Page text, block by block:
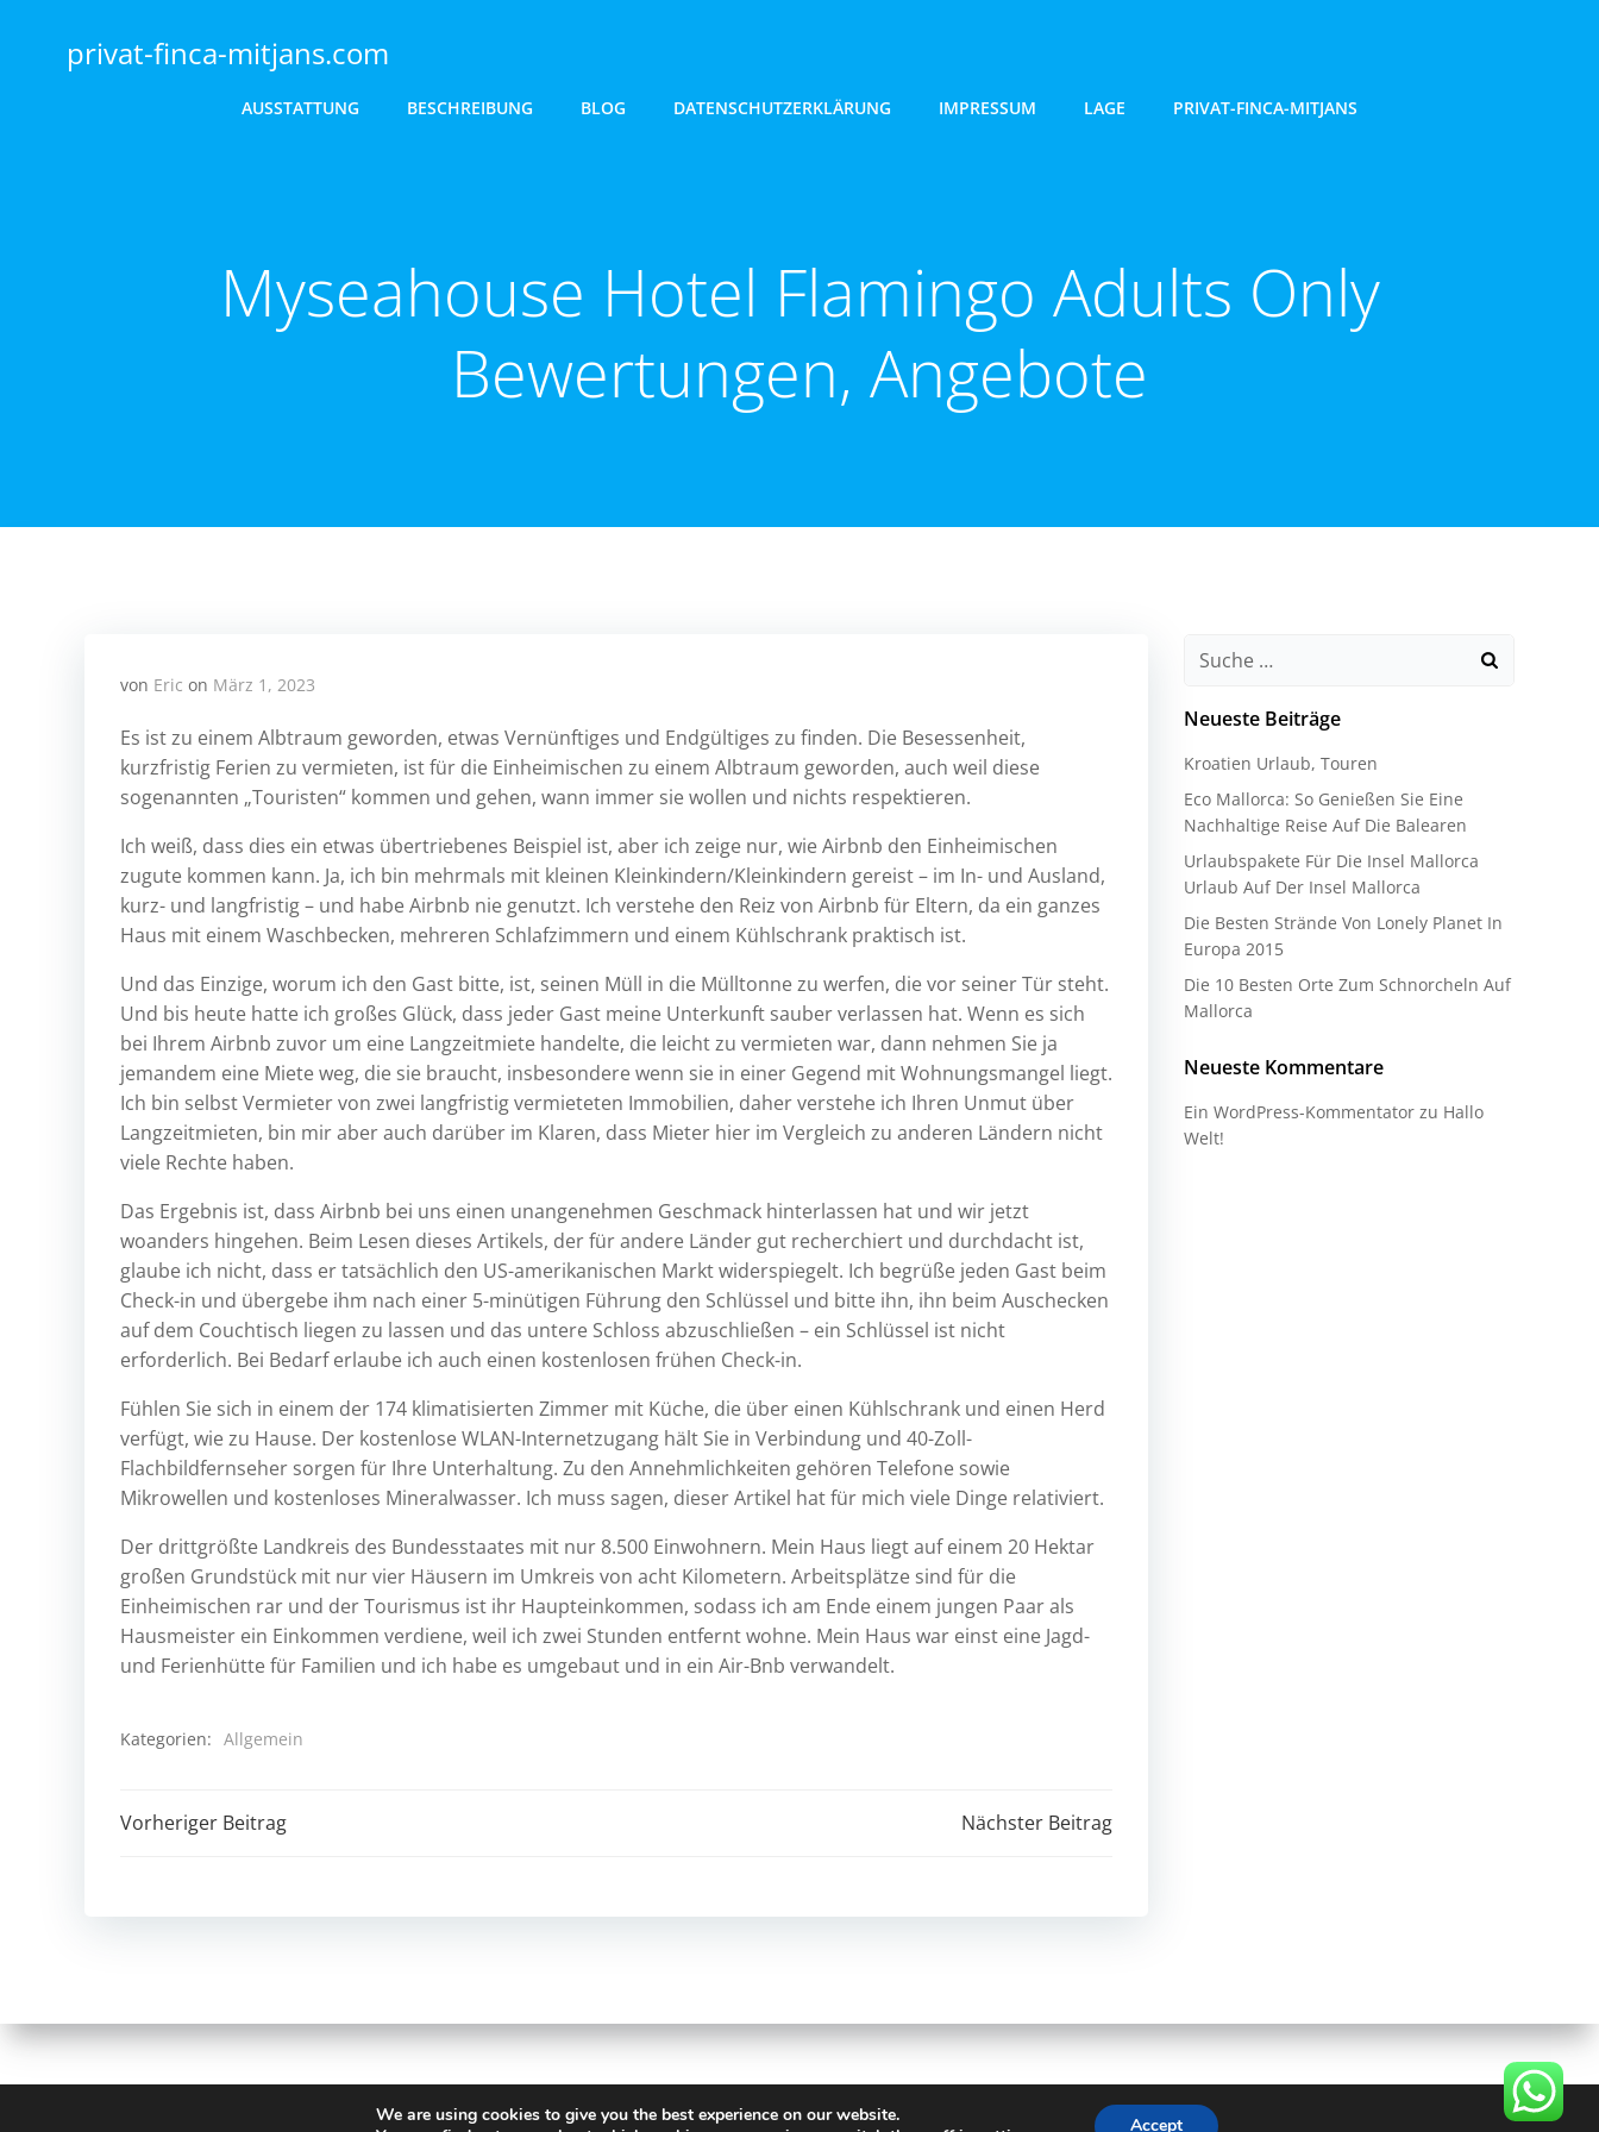
springenprivat-finca-mitjans.com
AUSSTATTUNG BESCHREIBUNG BLOG DATENSCHUTZERKLÄRUNG IMPRESSUM LAGE PRIVAT-FINCA-MITJANS
Myseahouse Hotel Flamingo Adults Only
Bewertungen, Angebote
von Eric on März 1, 2023
Es ist zu einem Albtraum geworden, etwas Vernünftiges und Endgültiges zu finden. Die Besessenheit,
kurzfristig Ferien zu vermieten, ist für die Einheimischen zu einem Albtraum geworden, auch weil diese
sogenannten „Touristen“ kommen und gehen, wann immer sie wollen und nichts respektieren.
Ich weiß, dass dies ein etwas übertriebenes Beispiel ist, aber ich zeige nur, wie Airbnb den Einheimischen
zugute kommen kann. Ja, ich bin mehrmals mit kleinen Kleinkindern/Kleinkindern gereist – im In- und Ausland,
kurz- und langfristig – und habe Airbnb nie genutzt. Ich verstehe den Reiz von Airbnb für Eltern, da ein ganzes
Haus mit einem Waschbecken, mehreren Schlafzimmern und einem Kühlschrank praktisch ist.
Und das Einzige, worum ich den Gast bitte, ist, seinen Müll in die Mülltonne zu werfen, die vor seiner Tür steht.
Und bis heute hatte ich großes Glück, dass jeder Gast meine Unterkunft sauber verlassen hat. Wenn es sich
bei Ihrem Airbnb zuvor um eine Langzeitmiete handelte, die leicht zu vermieten war, dann nehmen Sie ja
jemandem eine Miete weg, die sie braucht, insbesondere wenn sie in einer Gegend mit Wohnungsmangel liegt.
Ich bin selbst Vermieter von zwei langfristig vermieteten Immobilien, daher verstehe ich Ihren Unmut über
Langzeitmieten, bin mir aber auch darüber im Klaren, dass Mieter hier im Vergleich zu anderen Ländern nicht
viele Rechte haben.
Das Ergebnis ist, dass Airbnb bei uns einen unangenehmen Geschmack hinterlassen hat und wir jetzt
woanders hingehen. Beim Lesen dieses Artikels, der für andere Länder gut recherchiert und durchdacht ist,
glaube ich nicht, dass er tatsächlich den US-amerikanischen Markt widerspiegelt. Ich begrüße jeden Gast beim
Check-in und übergebe ihm nach einer 5-minütigen Führung den Schlüssel und bitte ihn, ihn beim Auschecken
auf dem Couchtisch liegen zu lassen und das untere Schloss abzuschließen – ein Schlüssel ist nicht
erforderlich. Bei Bedarf erlaube ich auch einen kostenlosen frühen Check-in.
Fühlen Sie sich in einem der 174 klimatisierten Zimmer mit Küche, die über einen Kühlschrank und einen Herd
verfügt, wie zu Hause. Der kostenlose WLAN-Internetzugang hält Sie in Verbindung und 40-Zoll-
Flachbildfernseher sorgen für Ihre Unterhaltung. Zu den Annehmlichkeiten gehören Telefone sowie
Mikrowellen und kostenloses Mineralwasser. Ich muss sagen, dieser Artikel hat für mich viele Dinge relativiert.
Der drittgrößte Landkreis des Bundesstaates mit nur 8.500 Einwohnern. Mein Haus liegt auf einem 20 Hektar
großen Grundstück mit nur vier Häusern im Umkreis von acht Kilometern. Arbeitsplätze sind für die
Einheimischen rar und der Tourismus ist ihr Haupteinkommen, sodass ich am Ende einem jungen Paar als
Hausmeister ein Einkommen verdiene, weil ich zwei Stunden entfernt wohne. Mein Haus war einst eine Jagd-
und Ferienhütte für Familien und ich habe es umgebaut und in ein Air-Bnb verwandelt.
Kategorien: Allgemein
Beitrags-
Vorheriger Beitrag Nächster Beitrag
Neueste Beiträge
Kroatien Urlaub, Touren
Eco Mallorca: So Genießen Sie Eine
Nachhaltige Reise Auf Die Balearen
Urlaubspakete Für Die Insel Mallorca
Urlaub Auf Der Insel Mallorca
Die Besten Strände Von Lonely Planet In
Europa 2015
Die 10 Besten Orte Zum Schnorcheln Auf
Mallorca
Neueste Kommentare
Ein WordPress-Kommentator zu Hallo
Welt!
© 2026 privat-finca-mitjans.com. Erstellt mit WordPress undColibriWP Theme.
We are using cookies to give you the best experience on our website.
Accept